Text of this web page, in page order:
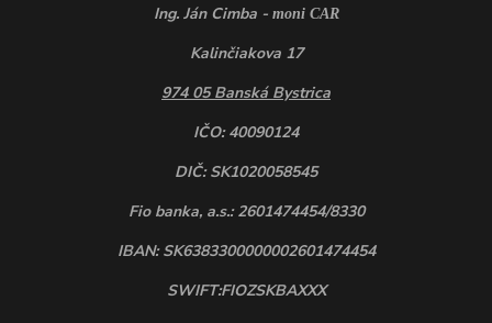
Ing. Ján Cimba - moni CAR
Kalinčiakova 17
974 05 Banská Bystrica
IČO: 40090124
DIČ: SK1020058545
Fio banka, a.s.: 2601474454/8330
IBAN: SK6383300000002601474454
SWIFT:FIOZSKBAXXX